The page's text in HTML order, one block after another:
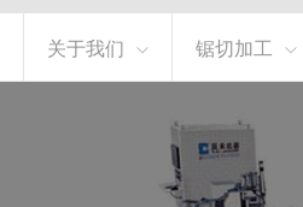
关于我们 锯切加工